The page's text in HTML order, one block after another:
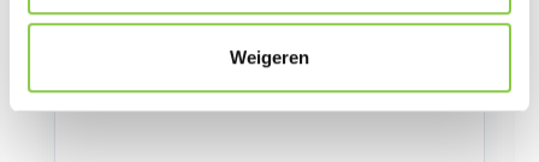
Weigeren
SoSkild Samsung Galaxy S25+ Defend
heavy impact case smokey grey